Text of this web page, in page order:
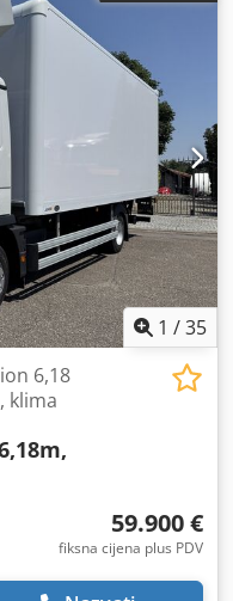
1 /35
6,18
klima
59.900 €
fiksna cijena plus PDV